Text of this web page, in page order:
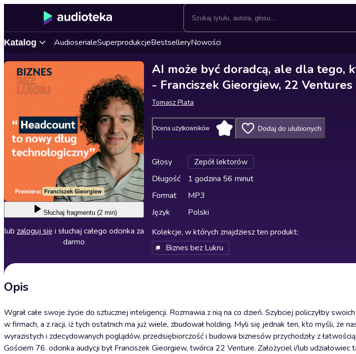
Katalog AudioserialeSuperprodukcjeBestselleryNowości
Słuchaj fragmentu (2 min)
lub zaloguj się i słuchaj całego odcinka za
darmo
AI może być doradcą, ale dla tego,
- Franciszek Gieorgiew, 22
Tomasz Plata
Ocena użytkowników Dodaj do ulubionych
Głosy
Zepół lektorów
Długość
1 godzina 56 minut
Format
MP3
Język
Polski
Kolekcje, w których znajdziesz ten produkt:
Biznes bez Lukru
Opis
Wgrał całe swoje życie do sztucznej inteligencji. Rozmawia z nią na co dzień. Szybciej policzyłby
w firmach, a z racji, iż tych ostatnich ma już wiele, zbudował holding. Myli się jednak ten, kto myśli, że
wyrazistych i zdecydowanych poglądów, przedsiębiorczość i budowa biznesów przychodziły z łatwością.
Gościem 76. odcinka audycji był Franciszek Gieorgiew, twórca 22 Venture. Założyciel i/lub